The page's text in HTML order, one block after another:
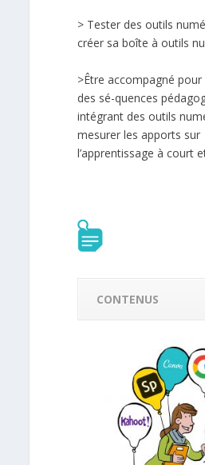
> Tester des outils
créer sa boîte à outils
>Être accompagné
des sé-quences
intégrant des outils
mesurer les apports sur
l’apprentissage à court
CONTENUS